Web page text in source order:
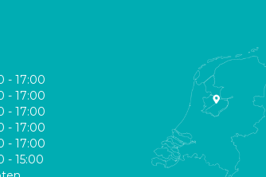
- 17:00
- 17:00
- 17:00
- 17:00
- 17:00
- 15:00